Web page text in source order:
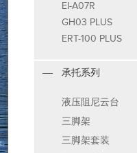
EI-A07R
GH03 PLUS
ERT-100 PLUS
承托系列
液压阻尼云台
三脚架
三脚架套装